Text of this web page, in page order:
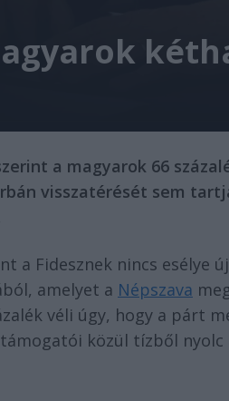
a magyarok 66
visszatérését sem
a Fidesznek nincs esélye
amelyet a Népszava
véli úgy, hogy a párt
közül tízből nyolc